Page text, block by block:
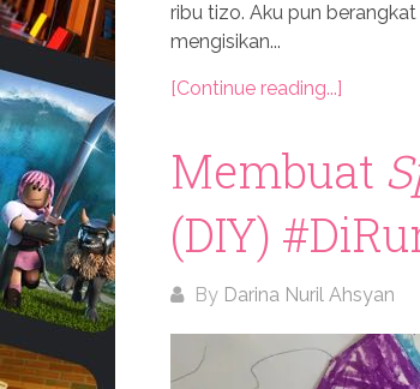
ribu tizo. Aku pun
mengisikan...
[Continue reading...]
Membuat
(DIY)
By Darina Nuril Ahsyan